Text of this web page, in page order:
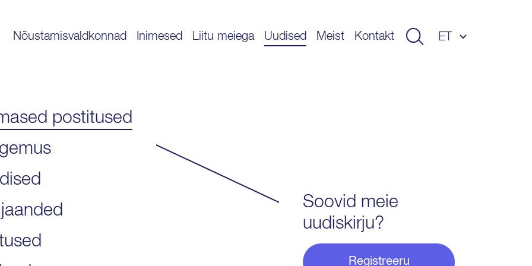
Nõustamisvaldkonnad Inimesed Liitu meiega Uudised Meist Kontakt
ET
postitused
Soovid meie
uudiskirju?
Registreeru